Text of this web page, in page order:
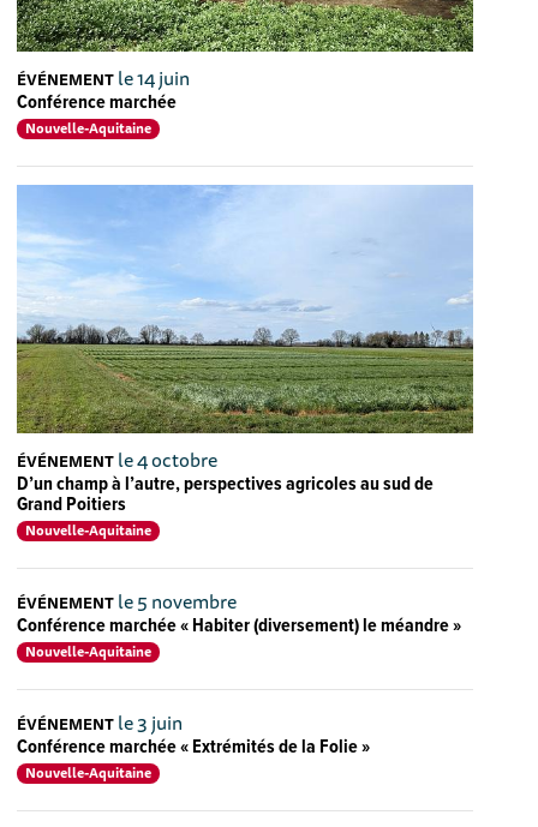
ÉVÉNEMENT le 14 juin
Conférence marchée
Nouvelle-Aquitaine
ÉVÉNEMENT le 4 octobre
D’un champ à l’autre, perspectives agricoles au sud de
Grand Poitiers
Nouvelle-Aquitaine
ÉVÉNEMENT le 5 novembre
Conférence marchée « Habiter (diversement) le méandre »
Nouvelle-Aquitaine
ÉVÉNEMENT le 3 juin
Conférence marchée « Extrémités de la Folie »
Nouvelle-Aquitaine